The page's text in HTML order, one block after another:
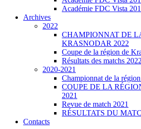
Académie FDC Vista
Archives
2022
CHAMPIONNAT DE
KRASNODAR 2022
Coupe de la région de
Résultats des matchs 2022
2020-2021
Championnat de la
COUPE DE LA
2021
Revue de match 2021
RÉSULTATS DU
Contacts